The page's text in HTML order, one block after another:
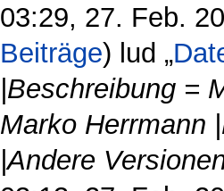
03:29, 27. Feb.
Beiträge) lud „
|Beschreibung =
Marko Herrmann
|Andere